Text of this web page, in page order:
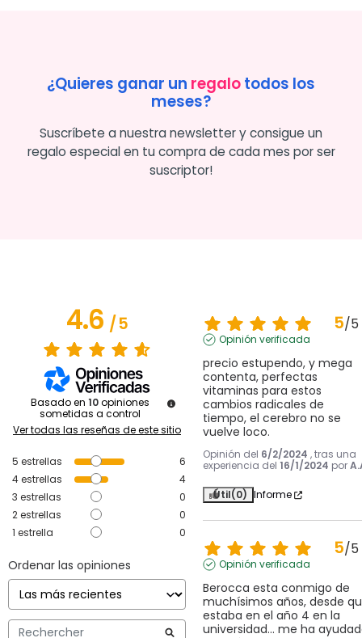
¿Quieres ganar un regalotodos los
meses?
Suscríbete a nuestra newsletter y consigue un
regalo especial en tu compra de cada mes por ser
suscriptor!
4.6/5
Basado en 10 opiniones
sometidas a control
Ver todas las reseñas de este sitio
5 estrellas
6
4estrellas
4
3 estrellas
0
2estrellas
0
1 estrella 0
Ordenar las opiniones
5/5
Opinión verificada
precio estupendo, y mega
contenta, perfectas
vitaminas para estos
cambios radicales de
tiempo, el cerebro no se
vuelve loco.
Opinión del 6/2/2024 , tras una
experiencia del 16/1/2024 por
Útil(0) Informe
5/5
Opinión verificada
Berocca esta conmigo de
muchísimos años, desde
estaba en el año 4 en la
universidad... me ha